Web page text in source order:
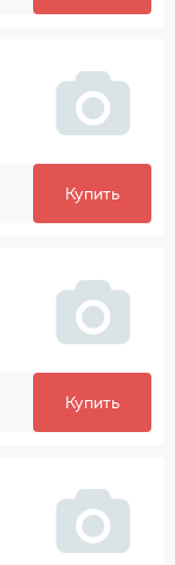
Купить
Купить